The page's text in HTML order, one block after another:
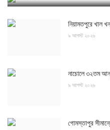
নিয়ামতপুরে খাল
৯ আগস্ট ২০২৬
নাচোলে ৩২তম
৯ আগস্ট ২০২৬
গোমস্তাপুর